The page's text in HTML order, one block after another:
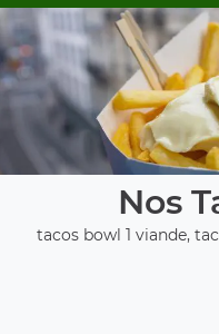
Nos
tacos bowl 1 viande,